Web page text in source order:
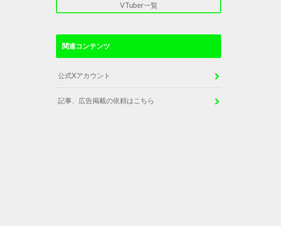
VTuber一覧
関連コンテンツ
公式Xアカウント
記事、広告掲載の依頼はこちら